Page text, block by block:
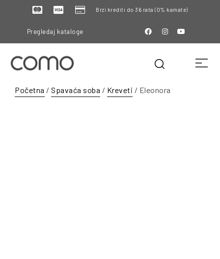
Brzi krediti do 36 rata (0% kamate)
Pregledaj kataloge
Početna / Spavaća soba / Kreveti / Eleonora